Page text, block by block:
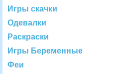
Игры скачки
Одевалки
Раскраски
Игры Беременные
Феи